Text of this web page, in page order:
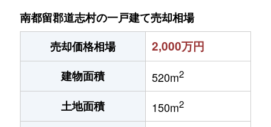
南都留郡道志村の一戸建て売却相場
売却価格相場
2,000万円
建物面積 520m2
土地面積 150m2